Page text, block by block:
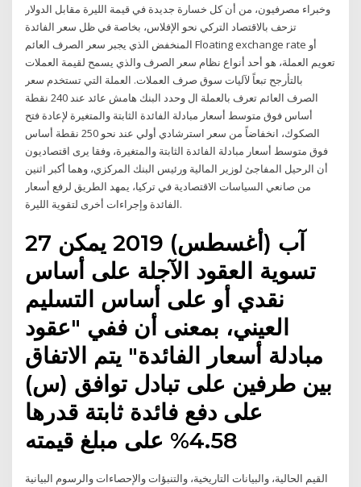
وخبراء مصرفيون، من أن كل خسارة جديدة في قيمة الليرة مقابل الدولار
تزحف بالاقتصاد التركي نحو الإفلاس، بخاصة في ظل سعر الفائدة
المنخفض الذي يجبر سعر الصرف العائم Floating exchange rate أو
تعويم العملة، هو أحد أنواع نظام سعر الصرف والذي يسمح لقيمة العملات
بالتأرجح تبعاً لآليات سوق صرف العملات. العملة التي تستخدم سعر
الصرف العائم تعرف بالعملة ال وحدد البنك هامش عائد عند 240 نقطة
أساس فوق متوسط أسعار مبادلة الفائدة الثابتة والمتغيرة لإعادة فتح
الصكوك، انخفاضاً من سعر استرشادي أولي عند نحو 250 نقطة أساس
فوق متوسط أسعار مبادلة الفائدة الثابتة والمتغيرة، وفقا يرى اقتصاديون
أن الرحيل المفاجئ لوزير المالية ورئيس البنك المركزي، وهما أكبر اثنين
من صانعي السياسات الاقتصادية في تركيا، يمهد الطريق لرفع أسعار
الفائدة وإجراءات أخرى لتقوية الليرة.
27 آب (أغسطس) 2019 يمكن
تسوية العقود الآجلة على أساس
نقدي أو على أساس التسليم
العيني، بمعنى أن ففي "عقود
مبادلة أسعار الفائدة" يتم الاتفاق
بين طرفين على تبادل توافق (س)
على دفع فائدة ثابتة قدرها
4.58% على مبلغ قيمته
القيم الحالية، والبيانات التاريخية، والتنبؤات والإحصاءات والرسوم البيانية